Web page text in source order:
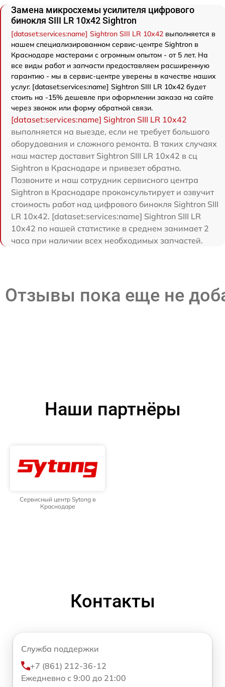
Замена микросхемы усилителя цифрового
бинокля SIII LR 10x42 Sightron
[dataset:services:name] Sightron SIII LR 10x42 выполняется в
нашем специализированном сервис-центре Sightron в
Краснодаре мастерами с огромным опытом - от 5 лет. На
все виды работ и запчасти предоставляем расширенную
гарантию - мы в сервис-центре уверены в качестве наших
услуг. [dataset:services:name] Sightron SIII LR 10x42 будет
стоить на -15% дешевле при оформлении заказа на сайте
через звонок или форму обратной связи.
[dataset:services:name] Sightron SIII LR 10x42
выполняется на выезде, если не требует большого
оборудования и сложного ремонта. В таких случаях
наш мастер доставит Sightron SIII LR 10x42 в сц
Sightron в Краснодаре и привезет обратно.
Позвоните и наш сотрудник сервисного центра
Sightron в Краснодаре проконсультирует и озвучит
стоимость работ над цифрового бинокля Sightron SIII
LR 10x42. [dataset:services:name] Sightron SIII LR
10x42 по нашей статистике в среднем занимает 2
часа при наличии всех необходимых запчастей.
Отзывы пока еще не
Наши партнёры
Сервисный центр Sytong в
Краснодаре
Контакты
Служба поддержки
+7 (861) 212-36-12
Ежедневно с 9:00 до 21:00